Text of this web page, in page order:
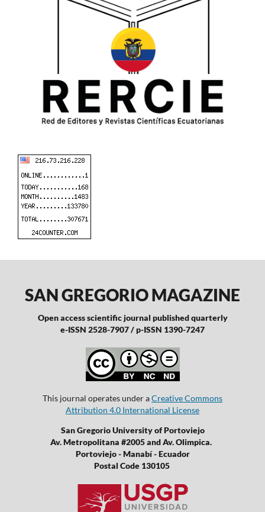
SAN GREGORIO MAGAZINE
Open access scientific journal published quarterly
e-ISSN 2528-7907 / p-ISSN 1390-7247
This journal operates under aCreative Commons
Attribution 4.0 International License
San Gregorio University of Portoviejo
Av. Metropolitana #2005 and Av. Olimpica.
Portoviejo - Manabí - Ecuador
Postal Code 130105